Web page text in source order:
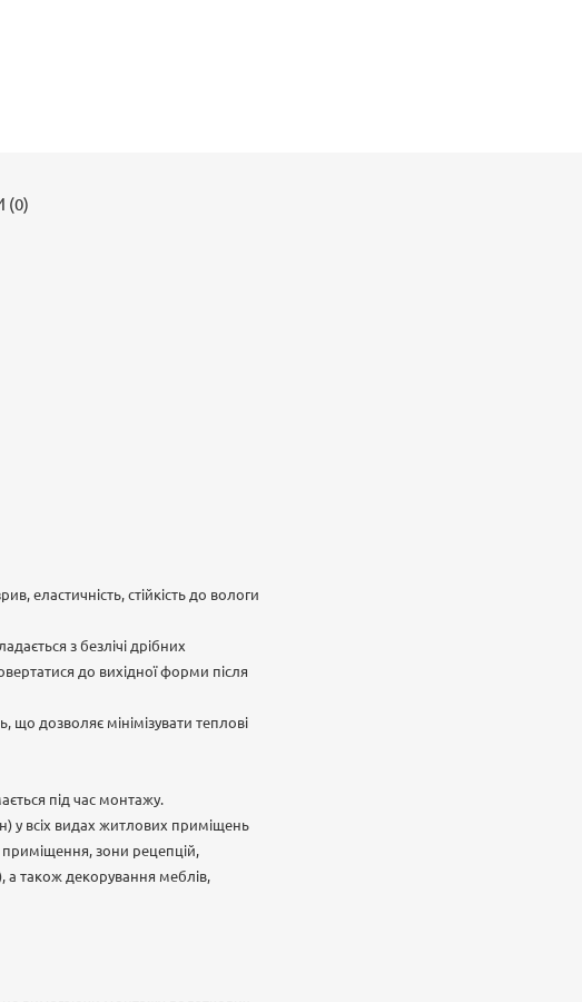
(0)
еластичність, стійкість до вологи
з безлічі дрібних
до вихідної форми після
дозволяє мінімізувати теплові
під час монтажу.
у всіх видах житлових приміщень
приміщення, зони рецепцій,
а також декорування меблів,